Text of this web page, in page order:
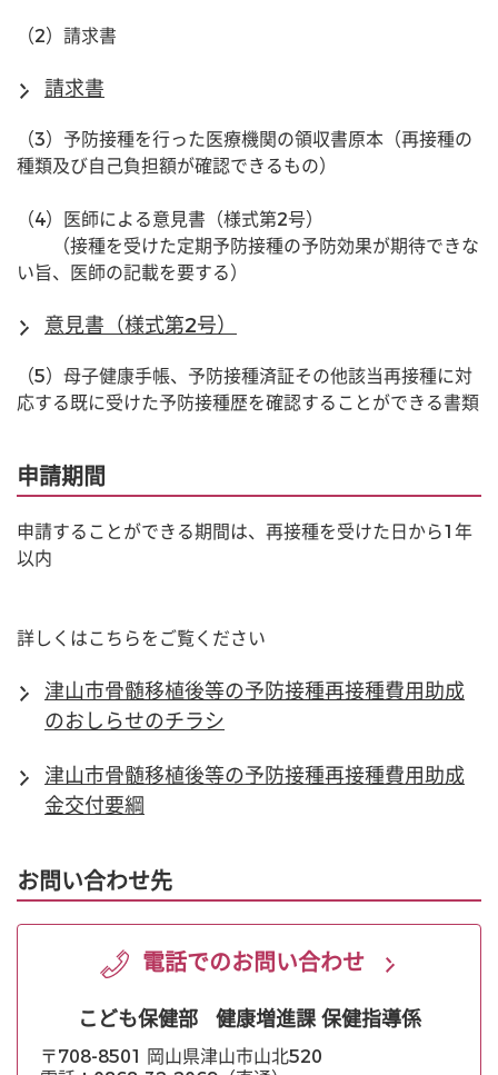
（2）請求書
請求書
（3）予防接種を行った医療機関の領収書原本（再接種の
種類及び自己負担額が確認できるもの）
（4）医師による意見書（様式第2号）
（接種を受けた定期予防接種の予防効果が期待できな
い旨、医師の記載を要する）
意見書（様式第2号）
（5）母子健康手帳、予防接種済証その他該当再接種に対
応する既に受けた予防接種歴を確認することができる書類
申請期間
申請することができる期間は、再接種を受けた日から1年
以内
詳しくはこちらをご覧ください
津山市骨髄移植後等の予防接種再接種費用助成
のおしらせのチラシ
津山市骨髄移植後等の予防接種再接種費用助成
金交付要綱
お問い合わせ先
電話でのお問い合わせ
こども保健部 健康増進課 保健指導係
〒708-8501 岡山県津山市山北520